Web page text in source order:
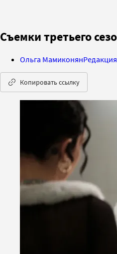
Съемки третьего
Ольга Мамиконян
Копировать ссылку